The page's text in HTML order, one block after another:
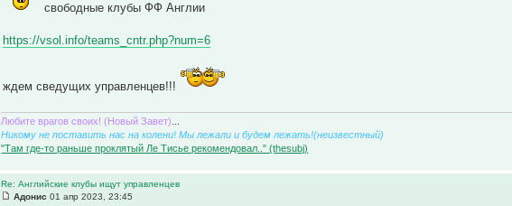
свободные клубы ФФ Англии
https://vsol.info/teams_cntr.php?num=6
ждем сведущих управленцев!!!
Любите врагов своих! (Новый Завет)
Никому не поставить нас на колени! Мы лежали и будем лежать!(неизвестный)
"Там где-то раньше проклятый Ле Тисье рекомендовал.." (thesubj)
Re: Английские клубы ищут управленцев
Адонис 01 апр 2023, 23:45